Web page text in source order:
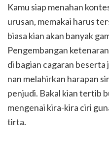
Kamu siap menahan
urusan, memakai harus
biasa kian akan banyak
Pengembangan
di bagian cagaran beserta
nan melahirkan harapan
penjudi. Bakal kian tertib
mengenai kira-kira ciri
tirta.